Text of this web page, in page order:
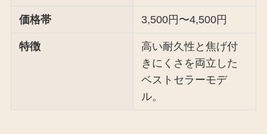
価格帯 3,500円〜4,500円
特徴
高い耐久性と焦げ付
きにくさを両立した
ベストセラーモデ
ル。